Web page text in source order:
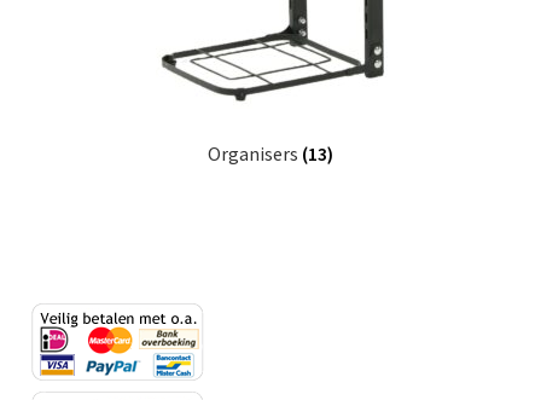
Organisers (13)